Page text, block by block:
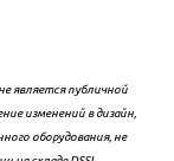
является публичной
изменений в дизайн,
оборудования, не